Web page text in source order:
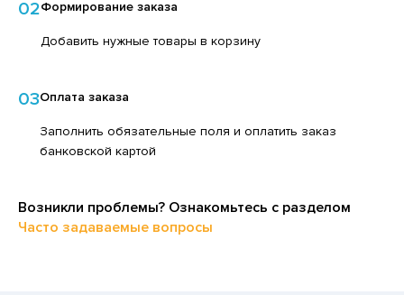
БЫСТРОГО ПРИГОТОВЛЕНИЯ
ДЛЯ УХОДА ЗА КОЖЕЙ РУК
ДЛЯ УХОДА ЗА ПОЛОСТЬЮ РТА
ЛИЧНОЙ ГИГИЕНЫ
МОЮЩИЕ,ЧИСТЯЩИЕ
ПРИНАДЛЕЖНОСТИ
02Формирование заказа
Добавить нужные товары в корзину
03Оплата заказа
Заполнить обязательные поля и оплатить заказ
банковской картой
Возникли проблемы? Ознакомьтесь с разделом
Часто задаваемые вопросы